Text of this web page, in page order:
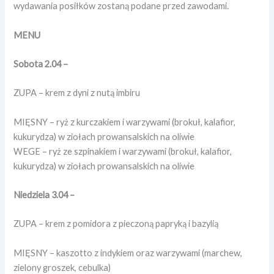
wydawania posiłków zostaną podane przed zawodami.
MENU
Sobota 2.04 –
ZUPA – krem z dyni z nutą imbiru
MIĘSNY – ryż z kurczakiem i warzywami (brokuł, kalafior,
kukurydza) w ziołach prowansalskich na oliwie
WEGE – ryż ze szpinakiem i warzywami (brokuł, kalafior,
kukurydza) w ziołach prowansalskich na oliwie
Niedziela 3.04 –
ZUPA – krem z pomidora z pieczoną papryką i bazylią
MIĘSNY – kaszotto z indykiem oraz warzywami (marchew,
zielony groszek, cebulka)